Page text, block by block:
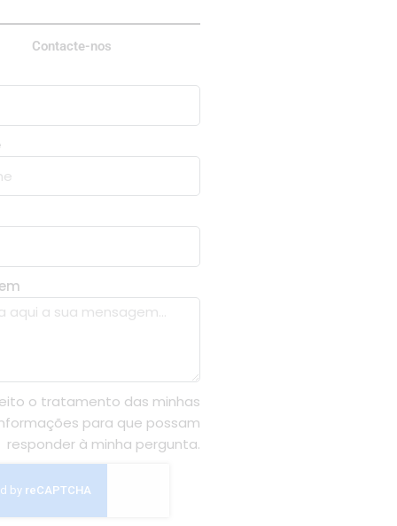
Contacte-nos
o tratamento das minhas
para que possam
responder à minha pergunta.